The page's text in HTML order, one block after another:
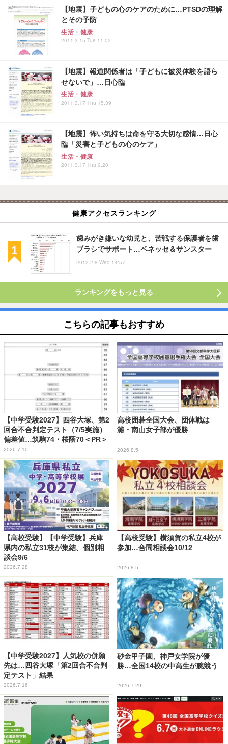
【地震】子どもの心のケアのために…PTSDの理解
とその予防
生活・健康
2011.3.15 Tue 11:02
【地震】報道関係者は「子どもに被災体験を語ら
せないで」…日心臨
生活・健康
2011.3.17 Thu 15:39
【地震】怖い気持ちは命を守る大切な感情…日心
臨「災害と子どもの心のケア」
生活・健康
2011.3.17 Thu 9:20
健康アクセスランキング
歯みがき嫌いな幼児と、苦戦する保護者を歯
ブラシでサポート…ベネッセ＆サンスター
2012.2.8 Wed 14:57
ランキングをもっと見る
こちらの記事もおすすめ
【中学受験2027】四谷大塚、第2
回合不合判定テスト（7/5実施）
偏差値…筑駒74・桜蔭70＜PR＞
2026.7.10
高校囲碁全国大会、団体戦は
灘・南山女子部が優勝
2026.8.5
【高校受験】【中学受験】兵庫
県内の私立31校が集結、個別相
談会9/6
2026.7.28
【高校受験】横須賀の私立4校が
参加…合同相談会10/12
2026.8.5
【中学受験2027】人気校の併願
先は…四谷大塚「第2回合不合判
定テスト」結果
2026.7.16
砂金甲子園、神戸女学院が優
勝…全国14校の中高生が腕競う
2026.7.29